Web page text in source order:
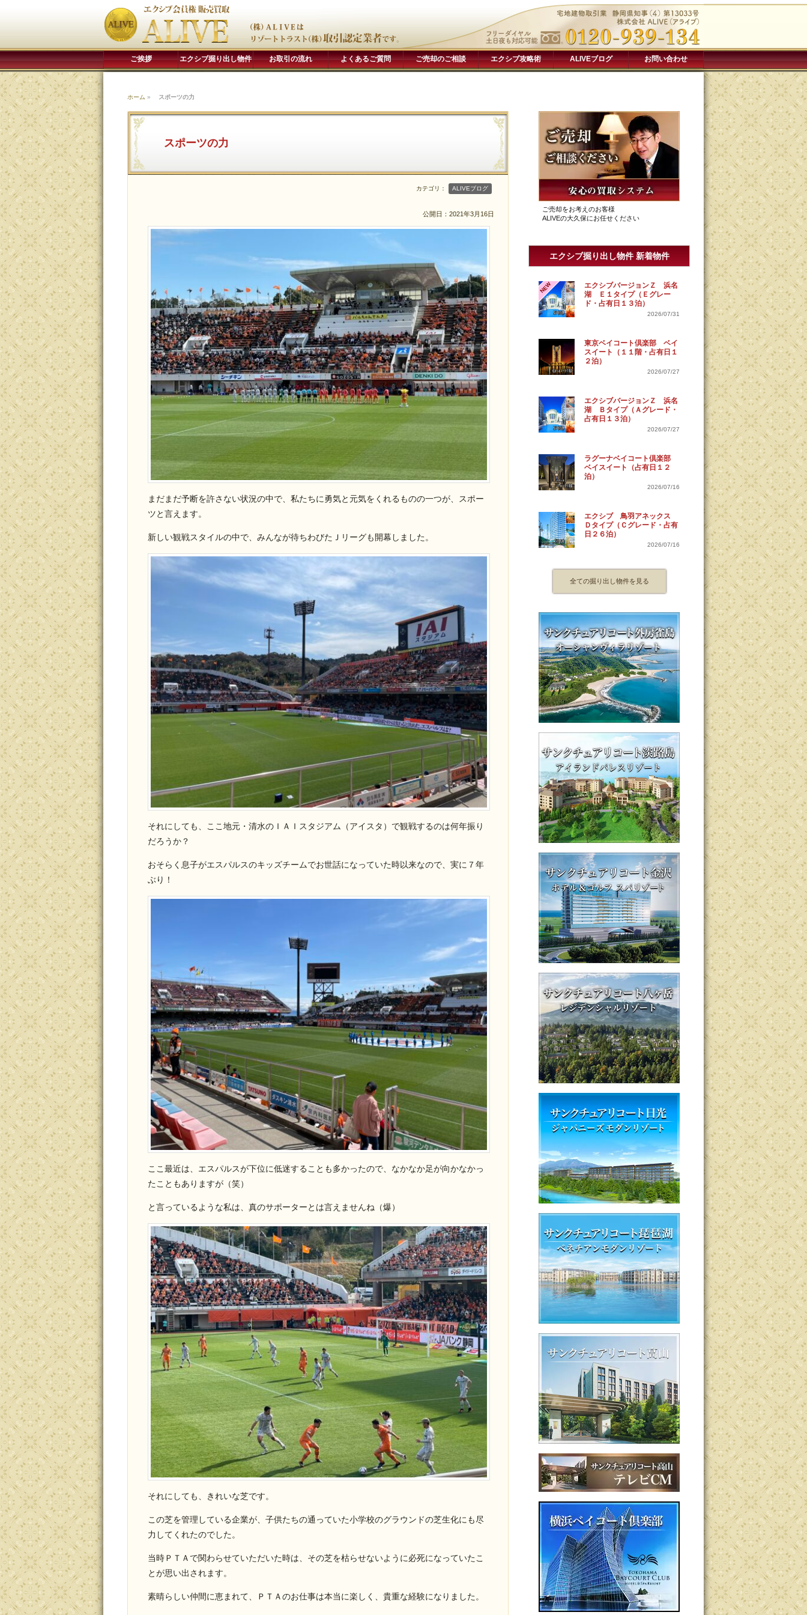
ご挨拶 エクシブ掘り出し物件 お取引の流れ よくあるご質問 ご売却のご相談 エクシブ攻略術 ALIVEブログ お問い合わせ
ホーム » スポーツの力
スポーツの力
カテゴリ： ALIVEブログ
公開日： 2021年3月16日
まだまだ予断を許さない状況の中で、私たちに勇気と元気をくれるものの一つが、スポー
ツと言えます。
新しい観戦スタイルの中で、みんなが待ちわびたＪリーグも開幕しました。
それにしても、ここ地元・清水のＩＡＩスタジアム（アイスタ）で観戦するのは何年振り
だろうか？
おそらく息子がエスパルスのキッズチームでお世話になっていた時以来なので、実に７年
ぶり！
ここ最近は、エスパルスが下位に低迷することも多かったので、なかなか足が向かなかっ
たこともありますが（笑）
と言っているような私は、真のサポーターとは言えませんね（爆）
それにしても、きれいな芝です。
この芝を管理している企業が、子供たちの通っていた小学校のグラウンドの芝生化にも尽
力してくれたのでした。
当時ＰＴＡで関わらせていただいた時は、その芝を枯らせないように必死になっていたこ
とが思い出されます。
素晴らしい仲間に恵まれて、ＰＴＡのお仕事は本当に楽しく、貴重な経験になりました。
ご売却をお考えのお客様
ALIVEの大久保にお任せください
エクシブ掘り出し物件 新着物件
NEW
エクシブバージョンＺ 浜名
湖 Ｅ１タイプ（Ｅグレー
ド・占有日１３泊）
2026/07/31
東京ベイコート倶楽部 ベイ
スイート（１１階・占有日１
２泊）
2026/07/27
エクシブバージョンＺ 浜名
湖 Ｂタイプ（Ａグレード・
占有日１３泊）
2026/07/27
ラグーナベイコート倶楽部
ベイスイート（占有日１２
泊）
2026/07/16
エクシブ 鳥羽アネックス
Ｄタイプ（Ｃグレード・占有
日２６泊）
2026/07/16
全ての掘り出し物件を見る